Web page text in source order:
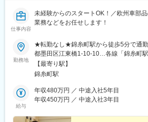
仕事内容
未経験からのスタートOK！／欧州車部
業務などをお任せします！
勤務地
★転勤なし★錦糸町駅から徒歩5分で通
都墨田区江東橋1-10-10…各線「錦糸町駅
煙対策：屋内禁煙
【最寄り駅】
錦糸町駅
給与
年収480万円 ／ 中途入社5年目
年収450万円 ／ 中途入社3年目